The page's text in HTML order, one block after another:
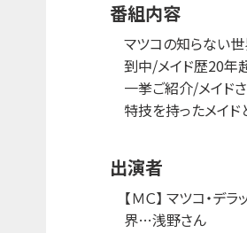
番組内容
マツコの知らない
到中/メイド歴20年
一挙ご紹介/メイド
特技を持ったメイ
出演者
【ＭＣ】 マツコ・
界…浅野さん